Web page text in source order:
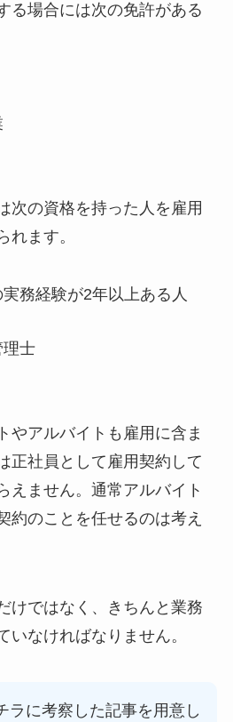
る場合には次の免許がある
次の資格を持った人を雇用
れます。
務経験が2年以上ある人
士
やアルバイトも雇用に含ま
正社員として雇用契約して
えません。通常アルバイト
約のことを任せるのは考え
けではなく、きちんと業務
いなければなりません。
ラに考察した記事を用意し